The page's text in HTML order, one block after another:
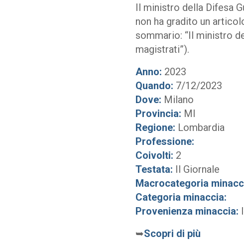
Il ministro della Difesa
non ha gradito un
sommario: “Il ministro
magistrati”).
Anno: 2023
Quando: 7/12/2023
Dove: Milano
Provincia: MI
Regione: Lombardia
Professione:
Coivolti: 2
Testata: Il Giornale
Macrocategoria
Categoria minaccia:
Provenienza minaccia:
➥Scopri di più